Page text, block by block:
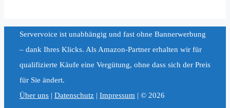
Servervoice ist unabhängig und fast ohne Bannerwerbung
– dank Ihres Klicks. Als Amazon-Partner erhalten wir für
qualifizierte Käufe eine Vergütung, ohne dass sich der Preis
für Sie ändert.
Über uns | Datenschutz | Impressum | © 2026